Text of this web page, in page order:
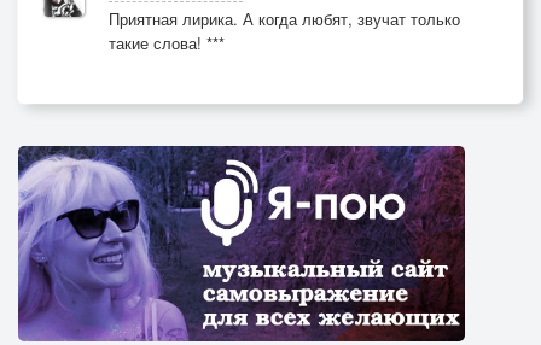
Приятная лирика. А когда любят, звучат только
такие слова! ***